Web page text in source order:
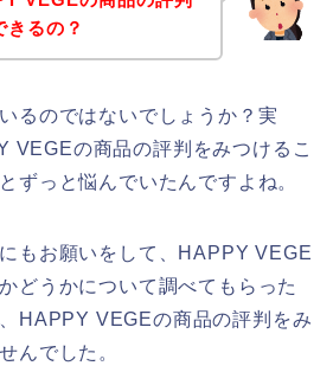
きるの？
るのではないでしょうか？実
VEGEの商品の評判をみつけるこ
ずっと悩んでいたんですよね。
もお願いをして、HAPPY VEGE
どうかについて調べてもらった
HAPPY VEGEの商品の評判をみ
んでした。